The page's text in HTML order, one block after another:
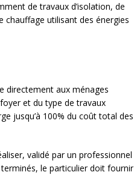
de travaux d’isolation, de
chauffage utilisant des énergies
directement aux ménages
et du type de travaux
jusqu’à 100% du coût total des
validé par un professionnel
terminés, le particulier doit fournir